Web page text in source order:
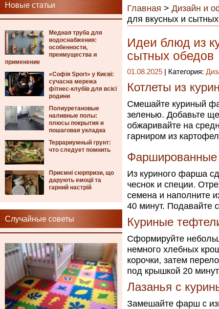
Новые статьи
Медная труба для
водоснабжения:
особенности,
преимущества и
применение
«Софія Sport» у Києві:
сучасна мережа
фітнес-клубів для всієї
родини
Полиуретановые
наливные полы:
плюсы покрытия и
пошаговая укладка
Террариумный грунт:
что следует помнить
Приємні сюрпризи, що
дарують емоції та
гарний настрій
Случайные советы
Главная > Дизайн и
для вкусных и
Идеи блюд из
сытных обедов
01.08.2025 | Категория:
Котлеты из
Смешайте куриный
зеленью. Добавьте
обжаривайте на
гарниром из
Из куриного фарша
чеснок и специи.
семена и наполните
40 минут. Подавайте
Куриные
Сформируйте
немного хлебных
корочки, затем
под крышкой 20
Лазанья с
Замешайте фарш с